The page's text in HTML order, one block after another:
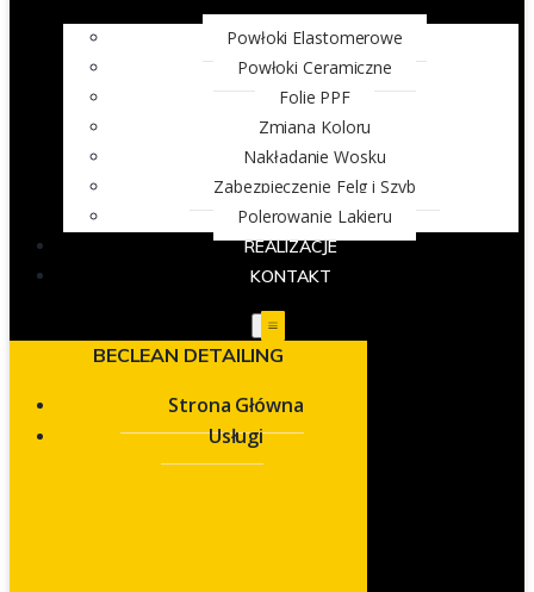
Powłoki Elastomerowe
Powłoki Ceramiczne
Folie PPF
Zmiana Koloru
Nakładanie Wosku
Zabezpieczenie Felg i Szyb
Polerowanie Lakieru
REALIZACJE
KONTAKT
BECLEAN DETAILING
Strona Główna
Usługi